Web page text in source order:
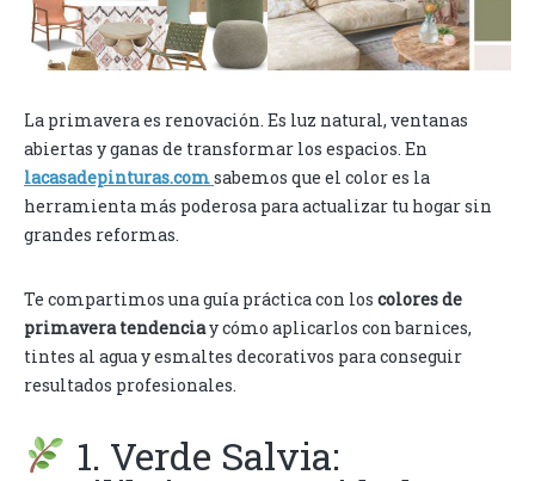
La primavera es renovación. Es luz natural, ventanas
abiertas y ganas de transformar los espacios. En
lacasadepinturas.comsabemos que el color es la
herramienta más poderosa para actualizar tu hogar sin
grandes reformas.
Te compartimos una guía práctica con los colores de
primavera tendenciay cómo aplicarlos con barnices,
tintes al agua y esmaltes decorativos para conseguir
resultados profesionales.
1. Verde Salvia: